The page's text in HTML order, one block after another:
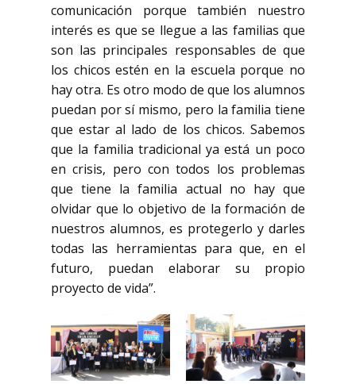
comunicación porque también nuestro
interés es que se llegue a las familias que
son las principales responsables de que
los chicos estén en la escuela porque no
hay otra. Es otro modo de que los alumnos
puedan por sí mismo, pero la familia tiene
que estar al lado de los chicos. Sabemos
que la familia tradicional ya está un poco
en crisis, pero con todos los problemas
que tiene la familia actual no hay que
olvidar que lo objetivo de la formación de
nuestros alumnos, es protegerlo y darles
todas las herramientas para que, en el
futuro, puedan elaborar su propio
proyecto de vida”.